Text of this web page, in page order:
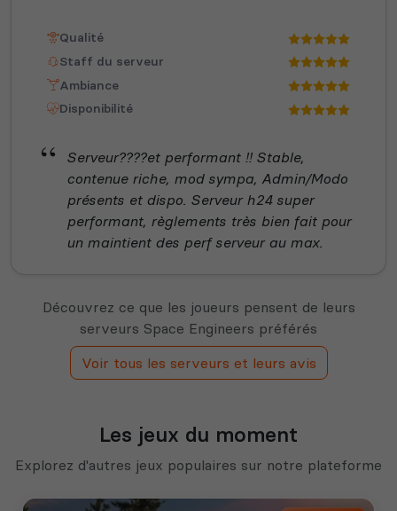
Qualité
Staff du serveur
Ambiance
Disponibilité
Serveur????et performant !! Stable,
contenue riche, mod sympa, Admin/Modo
présents et dispo. Serveur h24 super
performant, règlements très bien fait pour
un maintient des perf serveur au max.
Découvrez ce que les joueurs pensent de leurs
serveurs Space Engineers préférés
Voir tous les serveurs et leurs avis
Les jeux du moment
Explorez d'autres jeux populaires sur notre plateforme